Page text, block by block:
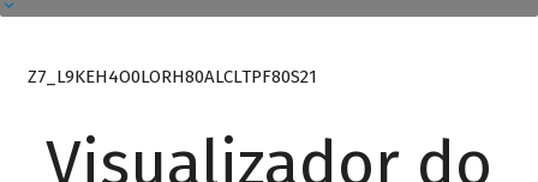
Z7_L9KEH4O0LORH80ALCLTPF80S21
Visualizador do